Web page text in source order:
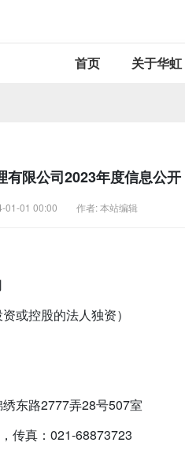
首页 关于华虹
有限公司2023年度信息公开
01-01 00:00 作者: 本站编辑
或控股的法人独资）
东路2777弄28号507室
传真：021-68873723